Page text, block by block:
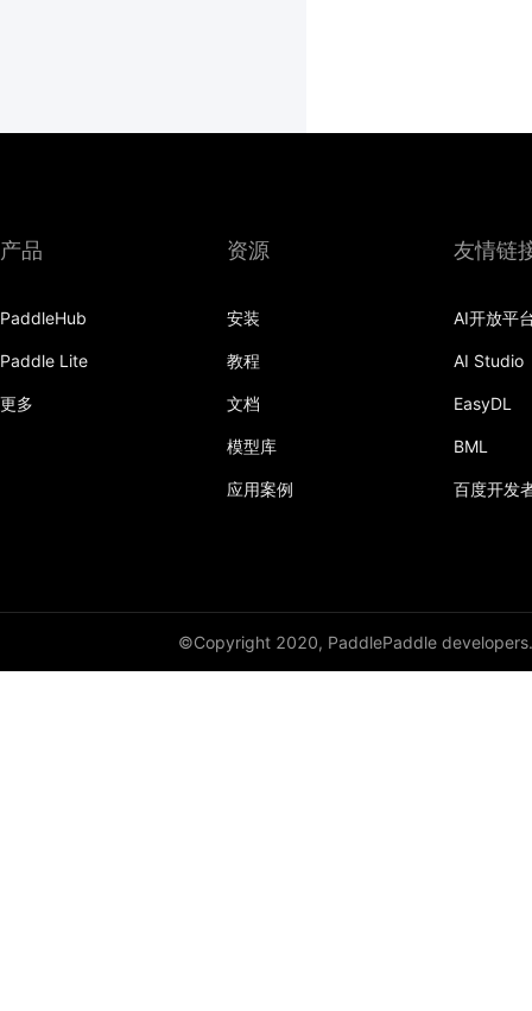
产品
PaddleHub
Paddle Lite
更多
资源
安装
教程
文档
模型库
应用案例
友情链
AI开放平
AI Studio
EasyDL
BML
百度开发
©Copyright 2020, PaddlePaddle developers.